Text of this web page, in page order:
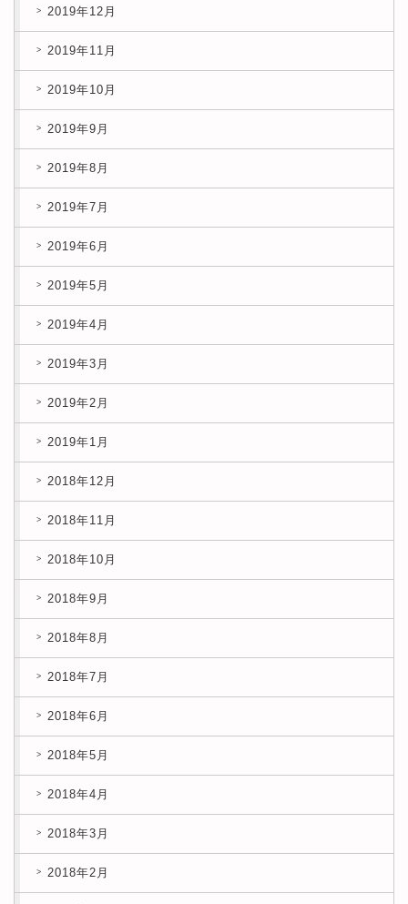
2019年12月
2019年11月
2019年10月
2019年9月
2019年8月
2019年7月
2019年6月
2019年5月
2019年4月
2019年3月
2019年2月
2019年1月
2018年12月
2018年11月
2018年10月
2018年9月
2018年8月
2018年7月
2018年6月
2018年5月
2018年4月
2018年3月
2018年2月